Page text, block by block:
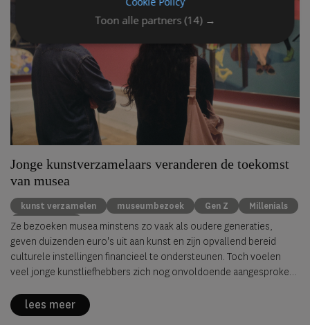
Jonge kunstverzamelaars veranderen de toekomst
van musea
kunst verzamelen museumbezoek Gen Z
Millenials
kunstmarkt
Ze bezoeken musea minstens zo vaak als oudere generaties,
geven duizenden euro's uit aan kunst en zijn opvallend bereid
culturele instellingen financieel te ondersteunen. Toch voelen
veel jonge kunstliefhebbers zich nog onvoldoende aangesproken
Avant Arte, waarvoor ruim 2.000 verzamelaars, kunstliefhebbers
en professionals uit 62 landen werden ondervraagd.
lees meer
Toon alle partners (14) →